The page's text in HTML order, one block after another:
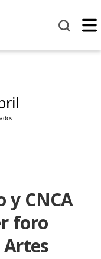
y CNCA
foro